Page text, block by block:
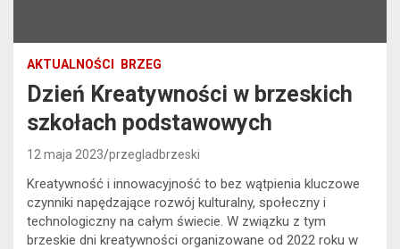
AKTUALNOŚCI BRZEG
Dzień Kreatywności w brzeskich
szkołach podstawowych
12 maja 2023 przegladbrzeski
Kreatywność i innowacyjność to bez wątpienia kluczowe
czynniki napędzające rozwój kulturalny, społeczny i
technologiczny na całym świecie. W związku z tym
brzeskie dni kreatywności organizowane od 2022 roku w